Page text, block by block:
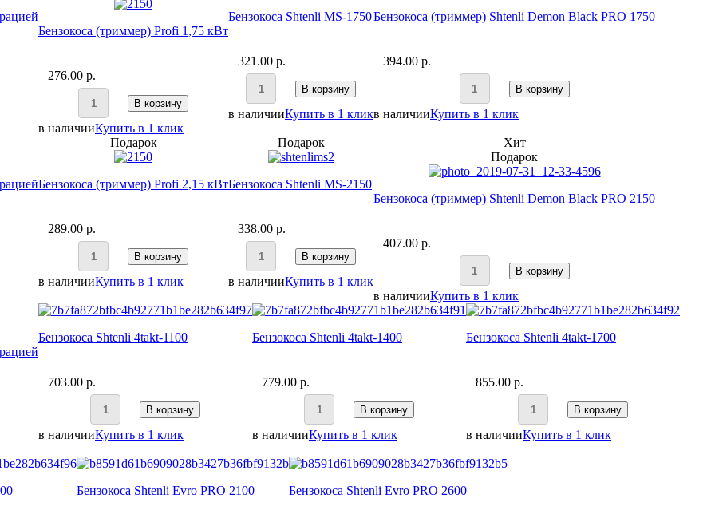
Бензокоса (триммер) Profi 1,75 кВт
276.00 p.
В корзину
в наличииКупить в 1 клик
Бензокоса Shtenli MS-1750
321.00 p.
В корзину
в наличииКупить в 1 клик
Бензокоса (триммер) Shtenli Demon Black PRO 1750
394.00 p.
В корзину
в наличииКупить в 1 клик
Подарок
Бензокоса (триммер) Profi 2,15 кВт
289.00 p.
В корзину
в наличииКупить в 1 клик
Подарок
Бензокоса Shtenli MS-2150
338.00 p.
В корзину
в наличииКупить в 1 клик
Хит
Подарок
Бензокоса (триммер) Shtenli Demon Black PRO 2150
407.00 p.
В корзину
в наличииКупить в 1 клик
Бензокоса Shtenli 4takt-1100
703.00 p.
В корзину
в наличииКупить в 1 клик
Бензокоса Shtenli 4takt-1400
779.00 p.
В корзину
в наличииКупить в 1 клик
Бензокоса Shtenli 4takt-1700
855.00 p.
В корзину
в наличииКупить в 1 клик
Бензокоса Shtenli Evro PRO 2100 Бензокоса Shtenli Evro PRO 2600